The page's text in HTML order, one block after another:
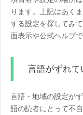
ります。上記はあく
する設定を探してみ
面表示や公式ヘルプ
言語がずれて
言語・地域の設定が
語の読者にとって不